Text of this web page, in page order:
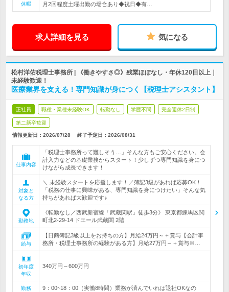
休暇
月2回程度土曜出勤の場合あり◆祝日◆有…
求人詳細を見る 気になる
松村洋佑税理士事務所 | 《働きやすさ◎》残業ほぼなし・年休120日以上｜
未経験歓迎！
医療業界を支える！専門知識が身につく【税理士アシスタント】
正社員 職種・業種未経験OK 転勤なし 学歴不問 完全週休2日制
第二新卒歓迎
情報更新日：2026/07/28 終了予定日： 2026/08/31
仕事内容
「税理士事務所って難しそう…」そんな方もご安心ください。会
計入力などの基礎業務からスタート！少しずつ専門知識を身につ
けながら成長できます！
対象と
なる方
＼ 未経験スタートを応援します！／簿記3級があれば応募OK！
「税務の仕事に興味がある、専門知識を身につけたい」そんな気
持ちがあれば大歓迎です♪
勤務地
《転勤なし／西武新宿線「武蔵関駅」徒歩3分》 東京都練馬区関
町北2-29-14 ドエール武蔵関 2階
給与
【日商簿記3級以上をお持ちの方】月給24万円～＋賞与【会計事
務所・税理士事務所の経験がある方】月給27万円～＋賞与※…
初年度
年収
340万円～600万円
勤務
9：00~18：00（実働8時間）業務が済んでいれば退社OKなの